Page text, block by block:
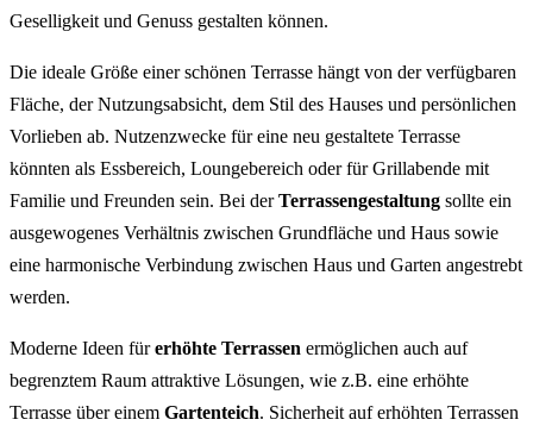
Geselligkeit und Genuss gestalten können.
Die ideale Größe einer schönen Terrasse hängt von der verfügbaren
Fläche, der Nutzungsabsicht, dem Stil des Hauses und persönlichen
Vorlieben ab. Nutzenzwecke für eine neu gestaltete Terrasse
könnten als Essbereich, Loungebereich oder für Grillabende mit
Familie und Freunden sein. Bei derTerrassengestaltung sollte ein
ausgewogenes Verhältnis zwischen Grundfläche und Haus sowie
eine harmonische Verbindung zwischen Haus und Garten angestrebt
werden.
Moderne Ideen fürerhöhte Terrassen ermöglichen auch auf
begrenztem Raum attraktive Lösungen, wie z.B. eine erhöhte
Terrasse über einem Gartenteich. Sicherheit auf erhöhten Terrassen